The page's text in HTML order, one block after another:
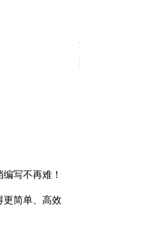
写不再难！
简单、高效